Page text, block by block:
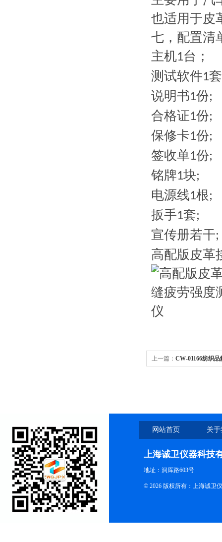
也适用于皮
七，配置清
主机1台；
测试软件1
说明书1份;
合格证1份;
保修卡1份;
签收单1份;
铭牌1块;
电源线1根;
扳手1套;
宣传册若干;
高配版 皮革
上一篇： CW-01166纺织
网站首页 关
上海诚卫仪器科技
地址：洞厍路603号
© 2026 版权所有：上海诚卫